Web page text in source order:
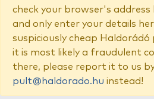
check your browser's
and only enter your details
suspiciously cheap
it is most likely a fraudulent
there, please report it to us
pult@haldorado.hu instead!